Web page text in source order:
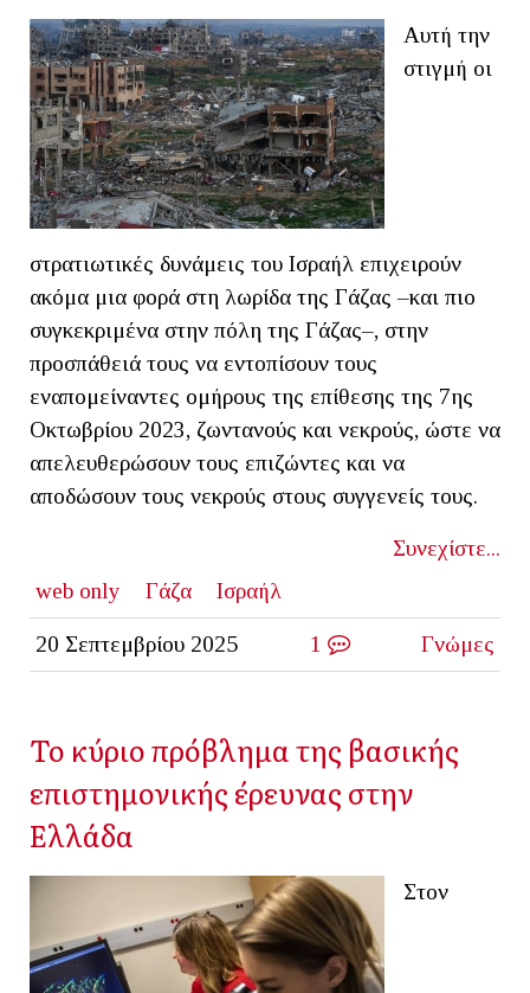
Αυτή την
στιγμή οι
στρατιωτικές δυνάμεις του Ισραήλ επιχειρούν
ακόμα μια φορά στη λωρίδα της Γάζας –και πιο
συγκεκριμένα στην πόλη της Γάζας–, στην
προσπάθειά τους να εντοπίσουν τους
εναπομείναντες ομήρους της επίθεσης της 7ης
Οκτωβρίου 2023, ζωντανούς και νεκρούς, ώστε να
απελευθερώσουν τους επιζώντες και να
αποδώσουν τους νεκρούς στους συγγενείς τους.
Συνεχίστε...
web only
Γάζα Ισραήλ
20 Σεπτεμβρίου 2025 1 Γνώμες
Το κύριο πρόβλημα της βασικής
επιστημονικής έρευνας στην
Ελλάδα
Στον